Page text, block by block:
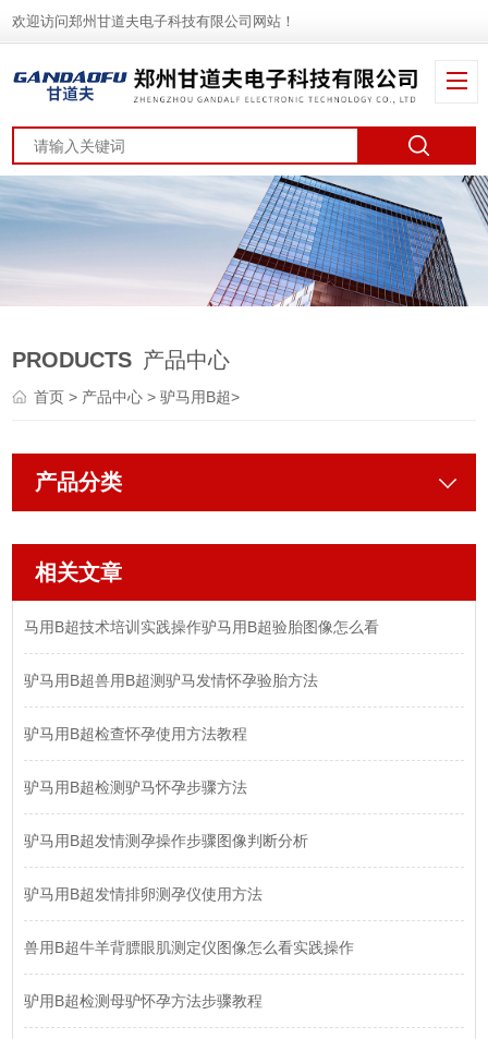
欢迎访问郑州甘道夫电子科技有限公司网站！
PRODUCTS 产品中心
首页> 产品中心>驴马用B超>
产品分类
相关文章
马用B超技术培训实践操作驴马用B超验胎图像怎么看
驴马用B超兽用B超测驴马发情怀孕验胎方法
驴马用B超检查怀孕使用方法教程
驴马用B超检测驴马怀孕步骤方法
驴马用B超发情测孕操作步骤图像判断分析
驴马用B超发情排卵测孕仪使用方法
​兽用B超牛羊背膘眼肌测定仪图像怎么看实践操作
驴用B超检测母驴怀孕方法步骤教程